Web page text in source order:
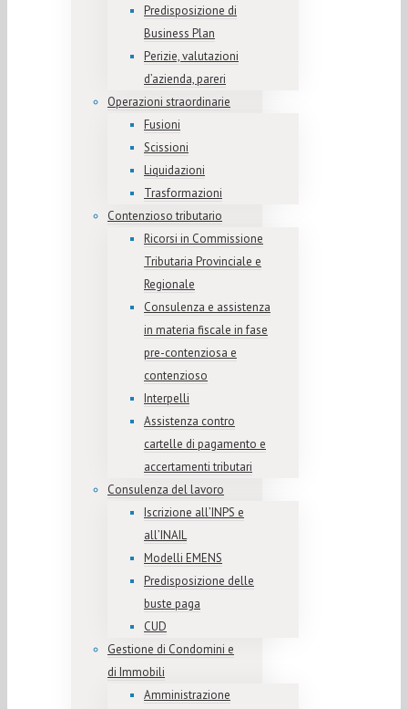
Predisposizione di
Business Plan
Perizie, valutazioni
d’azienda, pareri
Operazioni straordinarie
Fusioni
Scissioni
Liquidazioni
Trasformazioni
Contenzioso tributario
Ricorsi in Commissione
Tributaria Provinciale e
Regionale
Consulenza e assistenza
in materia fiscale in fase
pre-contenziosa e
contenzioso
Interpelli
Assistenza contro
cartelle di pagamento e
accertamenti tributari
Consulenza del lavoro
Iscrizione all’INPS e
all’INAIL
Modelli EMENS
Predisposizione delle
buste paga
CUD
Gestione di Condomini e
di Immobili
Amministrazione